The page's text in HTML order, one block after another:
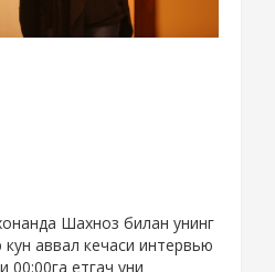
Шахноз билан унинг
кун аввал кечаси интервью
00:00га етгач уни